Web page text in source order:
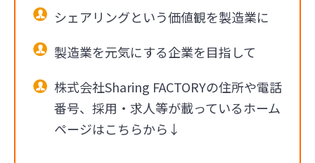
シェアリングという価値観を製造業に
製造業を元気にする企業を目指して
株式会社Sharing FACTORYの住所や電話
番号、採用・求人等が載っているホーム
ページはこちらから↓